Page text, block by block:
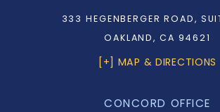
333 HEGENBERGER ROAD,
OAKLAND, CA 94621
[+] MAP & DIRECTIONS
CONCORD OFFICE